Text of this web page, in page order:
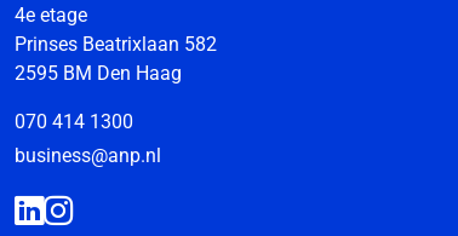
4e etage
Prinses Beatrixlaan 582
2595 BM Den Haag
070 414 1300
business@anp.nl